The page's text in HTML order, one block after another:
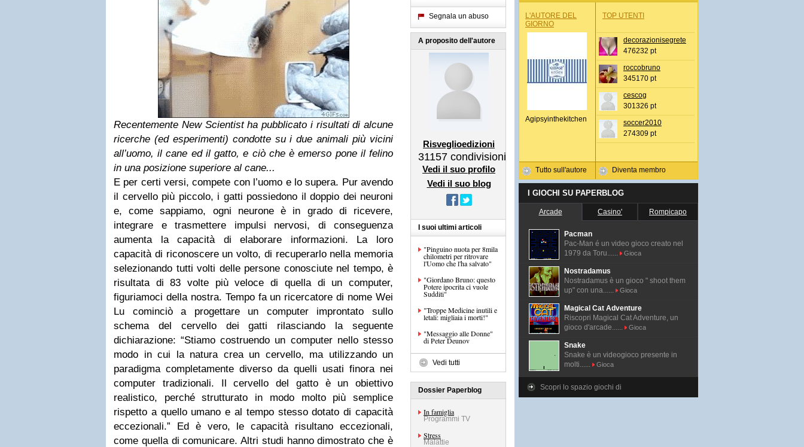
Recentemente New Scientist ha pubblicato i risultati di alcune
ricerche (ed esperimenti) condotte su i due animali più vicini
all’uomo, il cane ed il gatto, e ciò che è emerso pone il felino
in una posizione superiore al cane...
E per certi versi, compete con l’uomo e lo supera. Pur avendo
il cervello più piccolo, i gatti possiedono il doppio dei neuroni
e, come sappiamo, ogni neurone è in grado di ricevere,
integrare e trasmettere impulsi nervosi, di conseguenza
aumenta la capacità di elaborare informazioni. La loro
capacità di riconoscere un volto, di recuperarlo nella memoria
selezionando tutti volti delle persone conosciute nel tempo, è
risultata di 83 volte più veloce di quella di un computer,
figuriamoci della nostra. Tempo fa un ricercatore di nome Wei
Lu cominciò a progettare un computer improntato sullo
schema del cervello dei gatti rilasciando la seguente
dichiarazione: “Stiamo costruendo un computer nello stesso
modo in cui la natura crea un cervello, ma utilizzando un
paradigma completamente diverso da quelli usati finora nei
computer tradizionali. Il cervello del gatto è un obiettivo
realistico, perché strutturato in modo molto più semplice
rispetto a quello umano e al tempo stesso dotato di capacità
eccezionali.” Ed è vero, le capacità risultano eccezionali,
come quella di comunicare. Altri studi hanno dimostrato che è
Segnala un abuso
A proposito dell'autore
Risveglioedizioni
31157 condivisioni
Vedi il suo profilo
Vedi il suo blog
I suoi ultimi articoli
"Pinguino nuota per 8mila
chilometri per ritrovare
l'Uomo che l'ha salvato"
"Giordano Bruno: questo
Potere ipocrita ci vuole
Sudditi"
"Troppe Medicine inutili e
letali: migliaia i morti!"
"Messaggio alle Donne"
di Peter Deunov
Vedi tutti
Dossier Paperblog
In famiglia
Programmi TV
Stress
Malattie
L'AUTORE DEL
GIORNO
Agipsyinthekitchen
Tutto sull'autore
TOP UTENTI
decorazionisegrete
476232 pt
roccobruno
345170 pt
cescog
301326 pt
soccer2010
274309 pt
Diventa membro
I GIOCHI SU PAPERBLOG
Arcade Casino' Rompicapo
Pacman
Pac-Man é un video gioco creato nel
1979 da Toru......
Gioca
Nostradamus
Nostradamus è un gioco " shoot them
up" con una......
Gioca
Magical Cat Adventure
Riscopri Magical Cat Adventure, un
gioco d'arcade......
Gioca
Snake
Snake è un videogioco presente in
molti......
Gioca
Scopri lo spazio giochi di